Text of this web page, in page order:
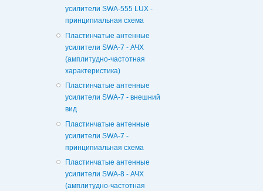
усилители SWA-555 LUX -
принципиальная схема
Пластинчатые антенные
усилители SWA-7 - АЧХ
(амплитудно-частотная
характеристика)
Пластинчатые антенные
усилители SWA-7 - внешний
вид
Пластинчатые антенные
усилители SWA-7 -
принципиальная схема
Пластинчатые антенные
усилители SWA-8 - АЧХ
(амплитудно-частотная